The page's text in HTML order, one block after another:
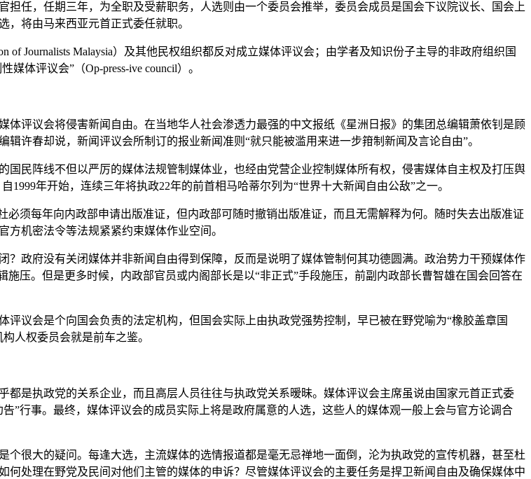
任，任期三年，为全职及受薪职务，人选则由一个委员会推举，委员会成员是国会下议院议长、国会上
将由马来西亚元首正式委任就职。
Journalists Malaysia）及其他民权组织都反对成立媒体评议会；由学者及知识份子主导的非政府组织国
体评议会”（Op-press-ive council）。
评议会将侵害新闻自由。在当地华人社会渗透力最强的中文报纸《星洲日报》的集团总编辑萧依钊是顾
许春却说，新闻评议会所制订的报业新闻准则“就只能被滥用来进一步箝制新闻及言论自由”。
民阵线不但以严厉的媒体法规管制媒体业，也经由党营企业控制媒体所有权，侵害媒体自主权及打压舆
1999年开始，连续三年将执政22年的前首相马哈蒂尔列为“世界十大新闻自由公敌”之一。
须每年向内政部申请出版准证，但内政部可随时撤销出版准证，而且无需解释为何。随时失去出版准证
机密法令等法规紧紧约束媒体作业空间。
政府没有关闭媒体并非新闻自由得到保障，反而是说明了媒体管制何其功德圆满。政治势力干预媒体作
压。但是更多时候，内政部官员或内阁部长是以“非正式”手段施压，前副内政部长曹智雄在国会回答在
议会是个向国会负责的法定机构，但国会实际上由执政党强势控制，早已被在野党喻为“橡胶盖章国
人权委员会就是前车之鉴。
是执政党的关系企业，而且高层人员往往与执政党关系暧昧。媒体评议会主席虽说由国家元首正式委
”行事。最终，媒体评议会的成员实际上将是政府属意的人选，这些人的媒体观一般上会与官方论调合
很大的疑问。每逢大选，主流媒体的选情报道都是毫无忌禅地一面倒，沦为执政党的宣传机器，甚至杜
处理在野党及民间对他们主管的媒体的申诉？尽管媒体评议会的主要任务是捍卫新闻自由及确保媒体中